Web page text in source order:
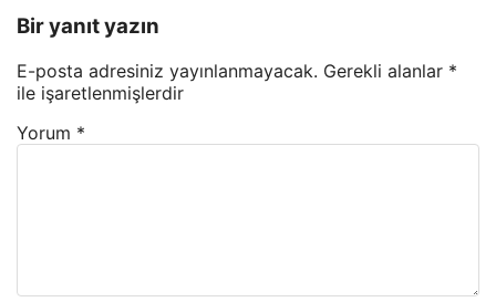
Bir yanıt yazın
E-posta adresiniz yayınlanmayacak. Gerekli alanlar *
ile işaretlenmişlerdir
Yorum *